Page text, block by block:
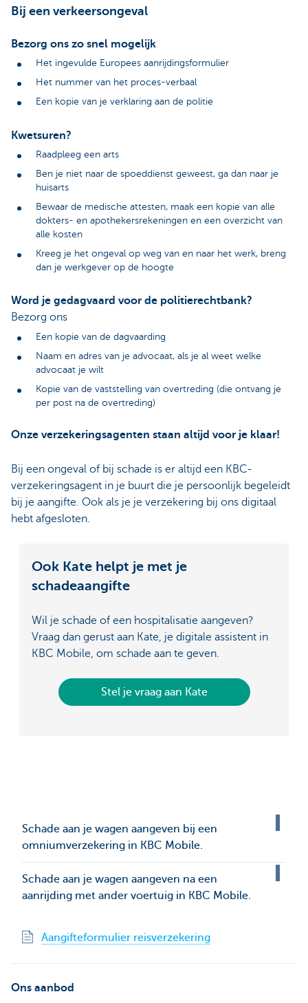
Bij een verkeersongeval
Bezorg ons zo snel mogelijk
Het ingevulde Europees aanrijdingsformulier
Het nummer van het proces-verbaal
Een kopie van je verklaring aan de politie
Kwetsuren?
Raadpleeg een arts
Ben je niet naar de spoeddienst geweest, ga dan naar je
huisarts
Bewaar de medische attesten, maak een kopie van alle
dokters- en apothekersrekeningen en een overzicht van
alle kosten
Kreeg je het ongeval op weg van en naar het werk, breng
dan je werkgever op de hoogte
Word je gedagvaard voor de politierechtbank?
Bezorg ons
Een kopie van de dagvaarding
Naam en adres van je advocaat, als je al weet welke
advocaat je wilt
Kopie van de vaststelling van overtreding (die ontvang je
per post na de overtreding)
Onze verzekeringsagenten staan altijd voor je klaar!
Bij een ongeval of bij schade is er altijd een KBC-
verzekeringsagent in je buurt die je persoonlijk begeleidt
bij je aangifte. Ook als je je verzekering bij ons digitaal
hebt afgesloten.
Ook Kate helpt je met je
schadeaangifte
Wil je schade of een hospitalisatie aangeven?
Vraag dan gerust aan Kate, je digitale assistent in
KBC Mobile, om schade aan te geven.
Stel je vraag aan Kate
Schade aan je wagen aangeven bij een
omniumverzekering in KBC Mobile.
Schade aan je wagen aangeven na een
aanrijding met ander voertuig in KBC Mobile.
Aangifteformulier reisverzekering
Ons aanbod